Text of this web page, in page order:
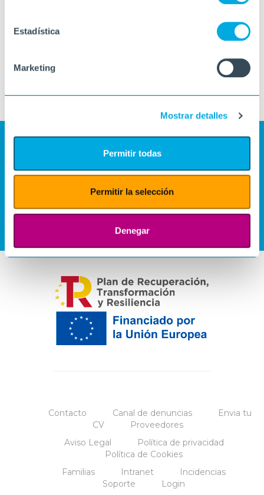
Estadística
Marketing
Mostrar detalles
Permitir todas
Permitir la selección
Denegar
Contacto Canal de denuncias
Envia tu
CV
Proveedores
Aviso Legal
Política de privacidad
Política de Cookies
Familias
Intranet
Incidencias
Soporte
Login